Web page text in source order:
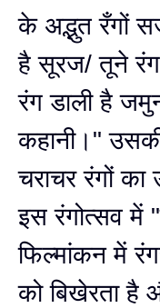
के अद्भुत रँगों
है सूरज/ तूने रंग
रंग डाली है
कहानी।"
चराचर रंगों
इस रंगोत्सव में
फिल्मांकन में
को बिखेरता है